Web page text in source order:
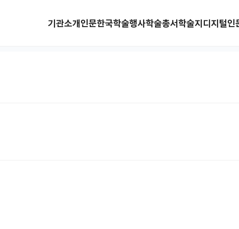
기관소개인문한국학술행사학술총서학술지디지털인